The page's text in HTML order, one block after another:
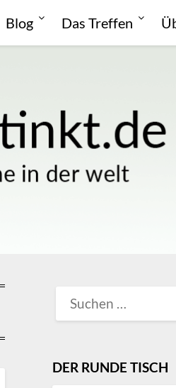
Blog Das Treffen
NACH:
DER RUNDE TISCH